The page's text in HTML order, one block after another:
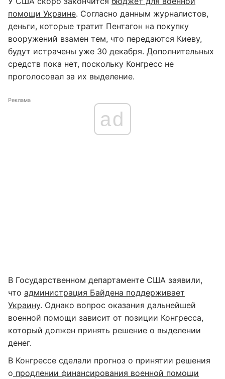
помощи Украине. Согласно данным журналистов,
деньги, которые тратит Пентагон на покупку
вооружений взамен тем, что передаются Киеву,
будут истрачены уже 30 декабря. Дополнительных
средств пока нет, поскольку Конгресс не
проголосовал за их выделение.
Реклама
ad
В Государственном департаменте США заявили,
что администрация Байдена поддерживает
Украину. Однако вопрос оказания дальнейшей
военной помощи зависит от позиции Конгресса,
который должен принять решение о выделении
денег.
В Конгрессе сделали прогноз о принятии решения
о продлении финансирования военной помощи